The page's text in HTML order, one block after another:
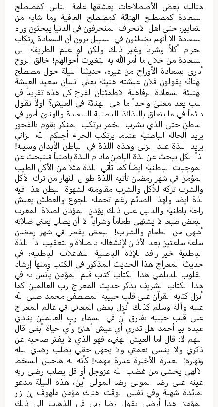
هنالك بعض الأصطلاحات یعشقها عامة الناس کمصطلح
السعادة کمصطلح الهنائة کمصطلح العافیة وما شابه من
التعابیر، حتی اهل الانحراف المنحرفون في الدنیا یبحثون وراء
السعادة الا أنهم یخطئون في السبیل یرون أن السعادة إرتكاب
الحرام أكلاً وشرباً وغير ذلك ولکن لو علم الطریقة الی
السعادة من خلال ما أمر الله به لتغیرت أحوالهم! خالق الروح
أدری بسعادة الأوراح من غیره، حدیثنا اللیلة حول مصطلح
الهنائة یقولون فلان عیشته هنیئة يعني انسان سعید العیشة
الهنیئة السعادة الرفاهیة الاطمئنان الفرح کل هذه تقریباً في
اللب یعد معنیً واحداً ما هي الهنائة في العیش؟ اولاً نقول
دائماً في ما یتعلق باللذائذ الباطنیة السعادة والهنائ أمور في
الباطن حتی الذي یشرب الخمر یرتکب المنکر یقوم بالفجور
یرید الحالة الباطنیة عندما یرتکب الحرام أجلكم الله الزاني
یرید اللذة عند الزنی وهذه اللذة في الباطن الأبدان وسیله!
اذاً الکل یبحث عن لذة الباطن مادام اللذة باطنیاً فلنبحث عن
الموجبات الباطنية ایضاً کما تأتي اللذة مثلا من الأکل الطیب
المؤمن في شهر رمضان تأتیه اللذة طوال النهار من ترك الأكل
والشرب ترکه للأكل والشرب مقاومته لشهوة البطن هذا فیه
لذة ایضا ولهذا الصائم رغم تحمله للجوع والعطش یعیش
راحة باطنیة والدلیل علی ذلك يؤذن المؤذن لصلاة المغرب
البعض طبعا لا یشتهي طعاماً وشراباً الا أن يصلي يعني صلاته
أشهى من الطعام والشراب! البعض یفطر في شهر رمضان
ساعة ساعتین بعد الأذان لإنشغاله بالصلاة والتعقیب اذاً اللذة
الباطنیة خیر رافد للإذة الباطنیة التفاعلات الباطنیه، في
حدیث المعراج هذا الحدیث المذکور في الکتب ومنها إرشاد
القلوب للدیلمي هذا الکتاب کتاب قیم المؤمن یأنس به في
هذا الکتاب الشریف یذکر حدیث المعراج رب العالمین کما
أنزل کتابه القرآن علی قلب حبیبه المصطفی محمد صلی الله
علیه وآله وسلم کذلك أنزل بعض المعاني في عالم المعراج
علی قلب حبیبه بفارق أن في السماء رب العالمین ینادي
عبده بیا أحمد هل تدري أي عیش أهنئ وأي حیاة أبقى قال
اللهم لا؛ قال اما العیش الهنيء فهو الذي لا یفتر صاحبه عن
ذکري ولا ینسی نعمتي ولا یجهل حقي یطلب رضاي لیله
ونهاره؛ العبارة الأخيرة عبارة مهمه! کأنه له هاجس السخط
الالهي یخشی من غضب الله عزوجل أو قل یطلب رضی ربه
عینه علی رضا المولی رضا المولی أين، هذه اللیلة مدعو
لمائدة شهیة وفي نفس الوقت هناك مؤمن ملهوف إن زار
المؤمن هذا أرضی یقول رضا ربي في الذهاب الی ذلك